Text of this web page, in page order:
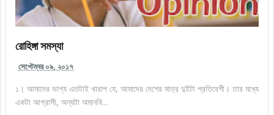
রোহিঙ্গা সমস্যা
সেপ্টেম্বর ০৯, ২০১৭
১। আমাদের ভাগ্য এতটাই খারাপ যে, আমাদের দেশের মাত্র দুইটা প্রতিবেশী। তার মধ্যে
একটা আগ্রাসী, অন্যটা অমানবি...